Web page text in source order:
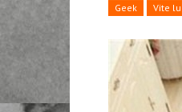
Geek Vite lu